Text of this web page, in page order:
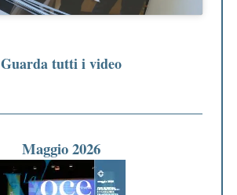
Guarda tutti i video
Maggio 2026